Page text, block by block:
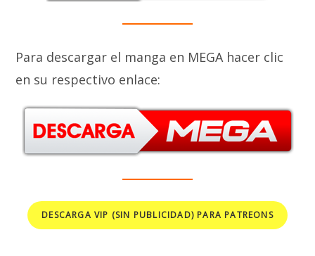
Para descargar el manga en MEGA hacer clic
en su respectivo enlace:
DESCARGA VIP (SIN PUBLICIDAD) PARA PATREONS